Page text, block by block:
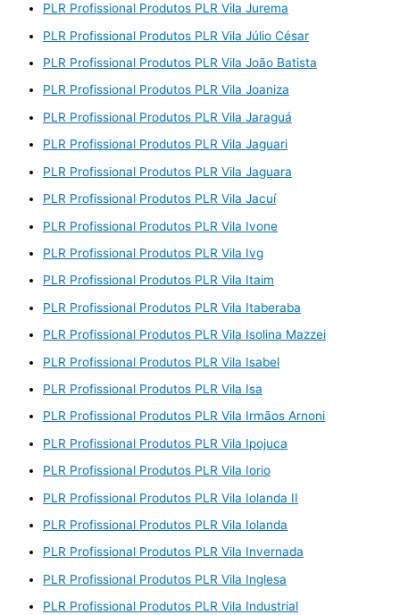
PLR Profissional Produtos PLR Vila Jurema
PLR Profissional Produtos PLR Vila Júlio César
PLR Profissional Produtos PLR Vila João Batista
PLR Profissional Produtos PLR Vila Joaniza
PLR Profissional Produtos PLR Vila Jaraguá
PLR Profissional Produtos PLR Vila Jaguari
PLR Profissional Produtos PLR Vila Jaguara
PLR Profissional Produtos PLR Vila Jacuí
PLR Profissional Produtos PLR Vila Ivone
PLR Profissional Produtos PLR Vila Ivg
PLR Profissional Produtos PLR Vila Itaim
PLR Profissional Produtos PLR Vila Itaberaba
PLR Profissional Produtos PLR Vila Isolina Mazzei
PLR Profissional Produtos PLR Vila Isabel
PLR Profissional Produtos PLR Vila Isa
PLR Profissional Produtos PLR Vila Irmãos Arnoni
PLR Profissional Produtos PLR Vila Ipojuca
PLR Profissional Produtos PLR Vila Iorio
PLR Profissional Produtos PLR Vila Iolanda II
PLR Profissional Produtos PLR Vila Iolanda
PLR Profissional Produtos PLR Vila Invernada
PLR Profissional Produtos PLR Vila Inglesa
PLR Profissional Produtos PLR Vila Industrial